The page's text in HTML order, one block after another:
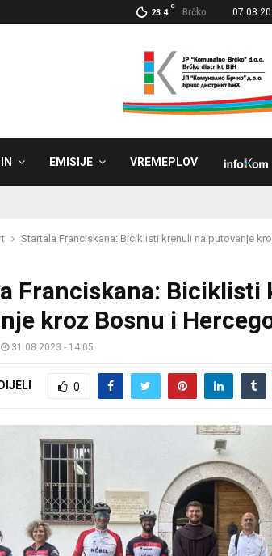
23.4
C
Brčko
EMISIJE VREMEPLOV
Startala Franciskana: Biciklisti krenuli na putovanje
Franciskana: Biciklisti
kroz Bosnu i
31.08.2023 - 14:05
0